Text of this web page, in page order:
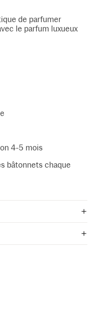
de parfumer
le parfum luxueux
4-5 mois
bâtonnets chaque